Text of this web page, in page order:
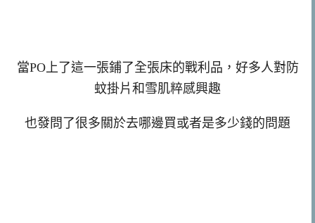
當PO上了這一張鋪了全張床的戰利品，好多人對防
蚊掛片和雪肌粹感興趣
也發問了很多關於去哪邊買或者是多少錢的問題